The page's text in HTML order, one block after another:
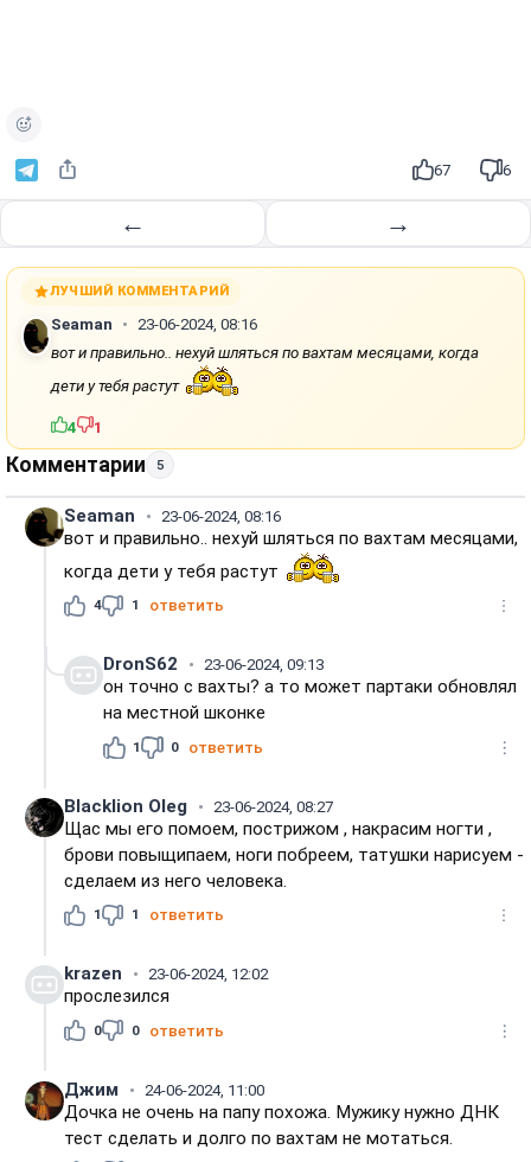
67 6
← →
ЛУЧШИЙ КОММЕНТАРИЙ
Seaman
23-06-2024, 08:16
вот и правильно.. нехуй шляться по вахтам месяцами, когда
дети у тебя растут
4 1
Комментарии 5
Seaman 23-06-2024, 08:16
вот и правильно.. нехуй шляться по вахтам месяцами,
когда дети у тебя растут
4 1 ответить
DronS62 23-06-2024, 09:13
он точно с вахты? а то может партаки обновлял
на местной шконке
1 0 ответить
Blacklion Oleg 23-06-2024, 08:27
Щас мы его помоем, пострижом , накрасим ногти ,
брови повыщипаем, ноги побреем, татушки нарисуем -
сделаем из него человека.
1 1 ответить
krazen 23-06-2024, 12:02
прослезился
0 0 ответить
Джим 24-06-2024, 11:00
Дочка не очень на папу похожа. Мужику нужно ДНК
тест сделать и долго по вахтам не мотаться.